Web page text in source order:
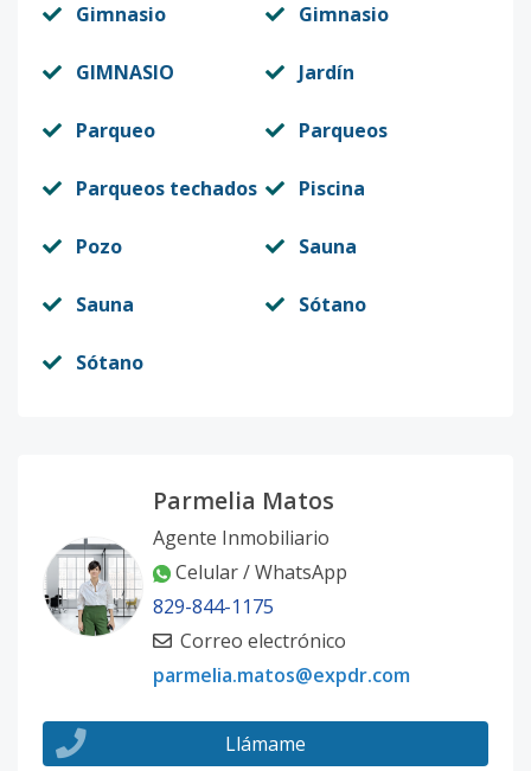
Gimnasio Gimnasio
GIMNASIO Jardín
Parqueo Parqueos
Parqueos techados Piscina
Pozo Sauna
Sauna Sótano
Sótano
Parmelia Matos
Agente Inmobiliario
Celular / WhatsApp
829-844-1175
Correo electrónico
parmelia.matos@expdr.com
Llámame